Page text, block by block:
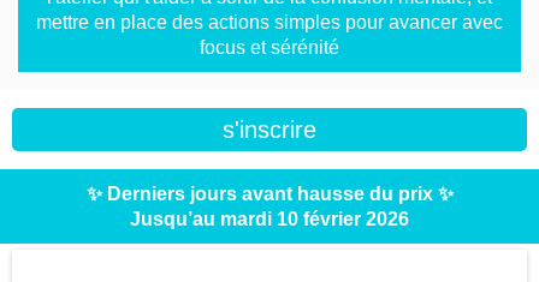
mettre en place des actions simples pour avancer avec
focus et sérénité
s'inscrire
✨ Derniers jours avant hausse du prix ✨
Jusqu’au mardi 10 février 2026